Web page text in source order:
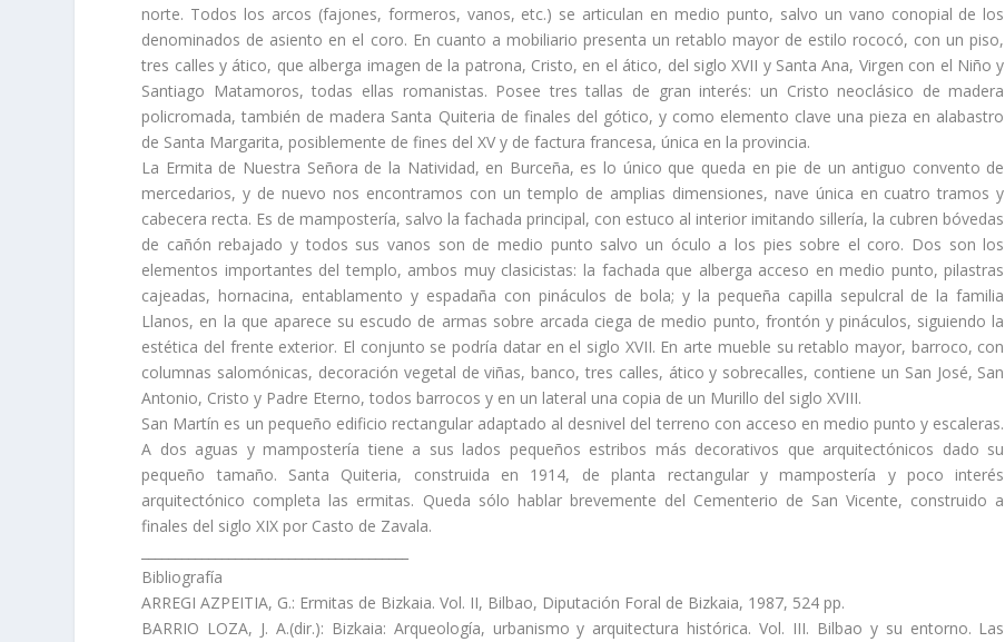
norte. Todos los arcos (fajones, formeros, vanos, etc.) se articulan en medio punto, salvo un vano conopial de los
denominados de asiento en el coro. En cuanto a mobiliario presenta un retablo mayor de estilo rococó, con un piso,
tres calles y ático, que alberga imagen de la patrona, Cristo, en el ático, del siglo XVII y Santa Ana, Virgen con el Niño y
Santiago Matamoros, todas ellas romanistas. Posee tres tallas de gran interés: un Cristo neoclásico de madera
policromada, también de madera Santa Quiteria de finales del gótico, y como elemento clave una pieza en alabastro
de Santa Margarita, posiblemente de fines del XV y de factura francesa, única en la provincia.
La Ermita de Nuestra Señora de la Natividad, en Burceña, es lo único que queda en pie de un antiguo convento de
mercedarios, y de nuevo nos encontramos con un templo de amplias dimensiones, nave única en cuatro tramos y
cabecera recta. Es de mamposterí­a, salvo la fachada principal, con estuco al interior imitando sillerí­a, la cubren bóvedas
de cañón rebajado y todos sus vanos son de medio punto salvo un óculo a los pies sobre el coro. Dos son los
elementos importantes del templo, ambos muy clasicistas: la fachada que alberga acceso en medio punto, pilastras
cajeadas, hornacina, entablamento y espadaña con pináculos de bola; y la pequeña capilla sepulcral de la familia
Llanos, en la que aparece su escudo de armas sobre arcada ciega de medio punto, frontón y pináculos, siguiendo la
estética del frente exterior. El conjunto se podrí­a datar en el siglo XVII. En arte mueble su retablo mayor, barroco, con
columnas salomónicas, decoración vegetal de viñas, banco, tres calles, ático y sobrecalles, contiene un San José, San
Antonio, Cristo y Padre Eterno, todos barrocos y en un lateral una copia de un Murillo del siglo XVIII.
San Martí­n es un pequeño edificio rectangular adaptado al desnivel del terreno con acceso en medio punto y escaleras.
A dos aguas y mamposterí­a tiene a sus lados pequeños estribos más decorativos que arquitectónicos dado su
pequeño tamaño. Santa Quiteria, construida en 1914, de planta rectangular y mamposterí­a y poco interés
arquitectónico completa las ermitas. Queda sólo hablar brevemente del Cementerio de San Vicente, construido a
finales del siglo XIX por Casto de Zavala.
Bibliografí­a
ARREGI AZPEITIA, G.: Ermitas de Bizkaia. Vol. II, Bilbao, Diputación Foral de Bizkaia, 1987, 524 pp.
BARRIO LOZA, J. A.(dir.): Bizkaia: Arqueologí­a, urbanismo y arquitectura histórica. Vol. III. Bilbao y su entorno. Las